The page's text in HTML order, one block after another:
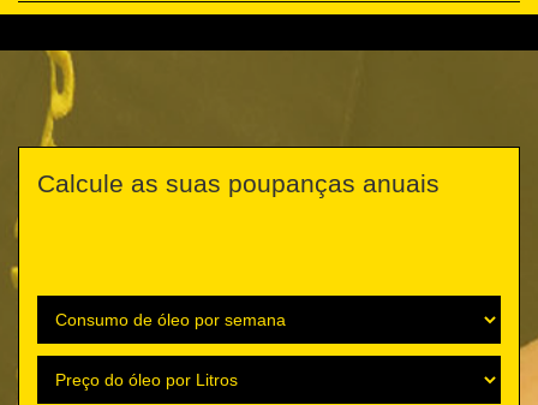
Calcule as suas poupanças anuais